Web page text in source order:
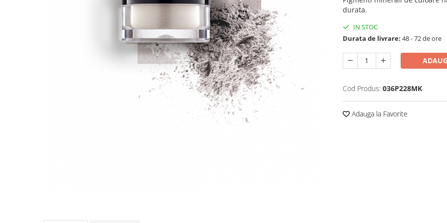
durata.
IN STOC
Durata de livrare: 48 - 72 de ore
Cod Produs: 036P228MK
Adauga la Favorite